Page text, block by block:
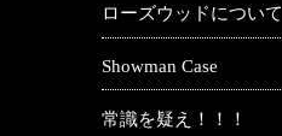
ローズウッドについて
Showman Case
常識を疑え！！！